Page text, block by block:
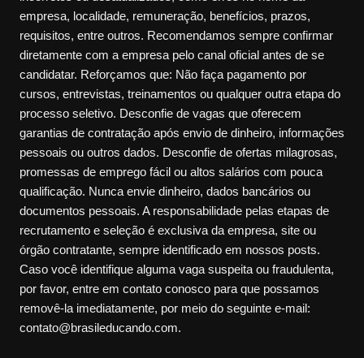
empresa, localidade, remuneração, benefícios, prazos,
requisitos, entre outros. Recomendamos sempre confirmar
diretamente com a empresa pelo canal oficial antes de se
candidatar. Reforçamos que: Não faça pagamento por
cursos, entrevistas, treinamentos ou qualquer outra etapa do
processo seletivo. Desconfie de vagas que oferecem
garantias de contratação após envio de dinheiro, informações
pessoais ou outros dados. Desconfie de ofertas milagrosas,
promessas de emprego fácil ou altos salários com pouca
qualificação. Nunca envie dinheiro, dados bancários ou
documentos pessoais. A responsabilidade pelas etapas de
recrutamento e seleção é exclusiva da empresa, site ou
órgão contratante, sempre identificado em nossos posts.
Caso você identifique alguma vaga suspeita ou fraudulenta,
por favor, entre em contato conosco para que possamos
removê-la imediatamente, por meio do seguinte e-mail:
contato@brasileducando.com.